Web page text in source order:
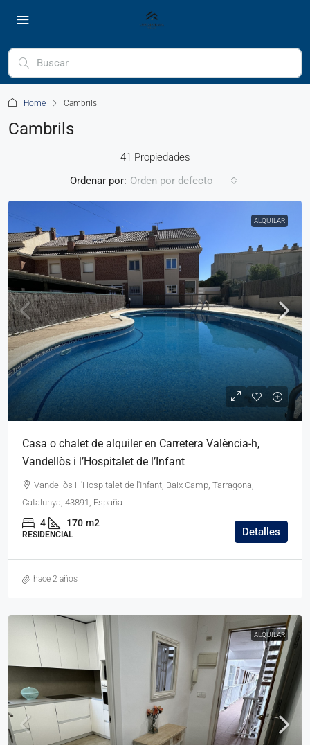
Home Cambrils
Cambrils
41 Propiedades
Ordenar por: Orden por defecto
ALQUILAR
Casa o chalet de alquiler en Carretera València-h,
Vandellòs i l’Hospitalet de l’Infant
Vandellòs i l'Hospitalet de l'Infant, Baix Camp, Tarragona,
Catalunya, 43891, España
4 170 m2
RESIDENCIAL Detalles
hace 2 años
ALQUILAR